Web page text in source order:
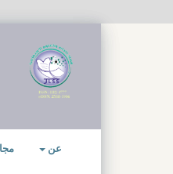
عن